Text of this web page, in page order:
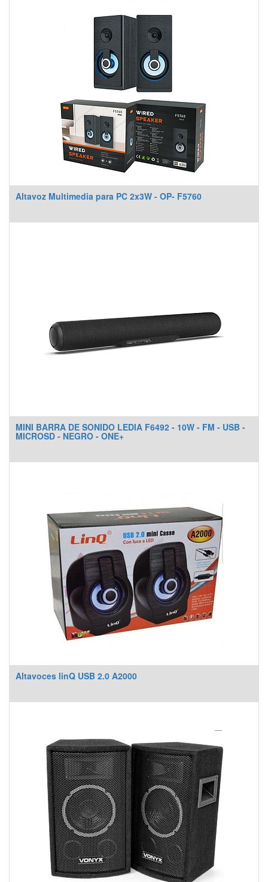
Altavoz Multimedia para PC 2x3W - OP- F5760
MINI BARRA DE SONIDO LEDIA F6492 - 10W - FM - USB -
MICROSD - NEGRO - ONE+
Altavoces linQ USB 2.0 A2000